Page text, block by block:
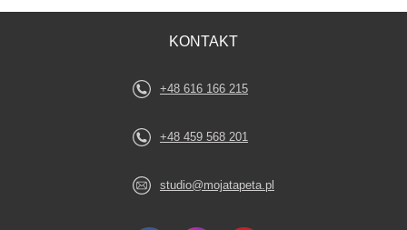
KONTAKT
+48 616 166 215
+48 459 568 201
studio@mojatapeta.pl